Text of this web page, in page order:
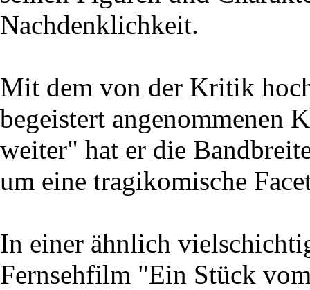
Nachdenklichkeit.
Mit dem von der Kritik
begeistert
weiter" hat er die
um eine tragikomische
In einer ähnlich
Fernsehfilm "Ein Stück